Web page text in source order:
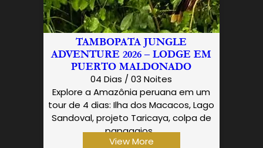
TAMBOPATA JUNGLE
ADVENTURE 2026 – LODGE EM
PUERTO MALDONADO
04 Dias / 03 Noites
Explore a Amazônia peruana em um
tour de 4 dias: Ilha dos Macacos, Lago
Sandoval, projeto Taricaya, colpa de
papagaios…
View More